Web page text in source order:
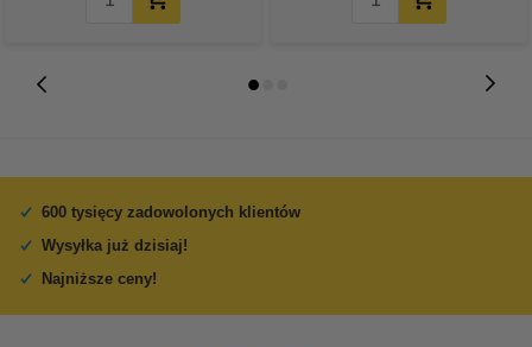
600 tysięcy zadowolonych klientów
Wysyłka już dzisiaj!
Najniższe ceny!